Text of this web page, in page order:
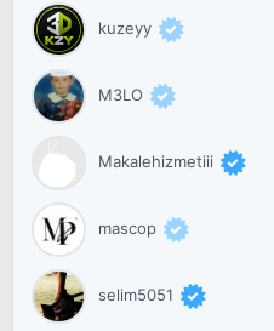
kuzeyy
M3LO
Makalehizmetiii
mascop
selim5051